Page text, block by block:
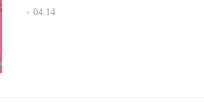
· 04.14